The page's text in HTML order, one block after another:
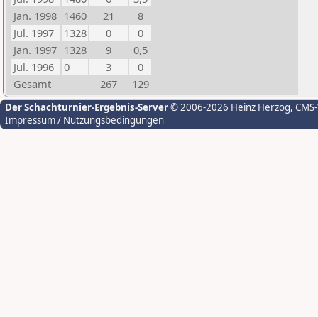
Jan. 1998 1460 21
8
Jul. 1997
1328 0
0
Jan. 1997 1328 9
0,5
Jul. 1996
0 3
0
Gesamt
267 129
Der Schachturnier-Ergebnis-Server© 2006-2026 Heinz Herzog,
Impressum / Nutzungsbedingungen